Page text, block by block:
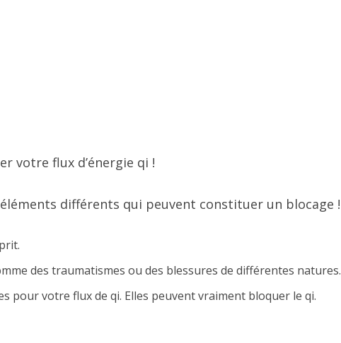
votre flux d’énergie qi !
différents qui peuvent constituer un blocage !
des traumatismes ou des blessures de différentes natures.
pour votre flux de qi. Elles peuvent vraiment bloquer le qi.